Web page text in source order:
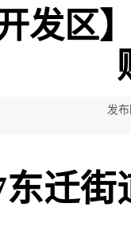
开发
发
东迁